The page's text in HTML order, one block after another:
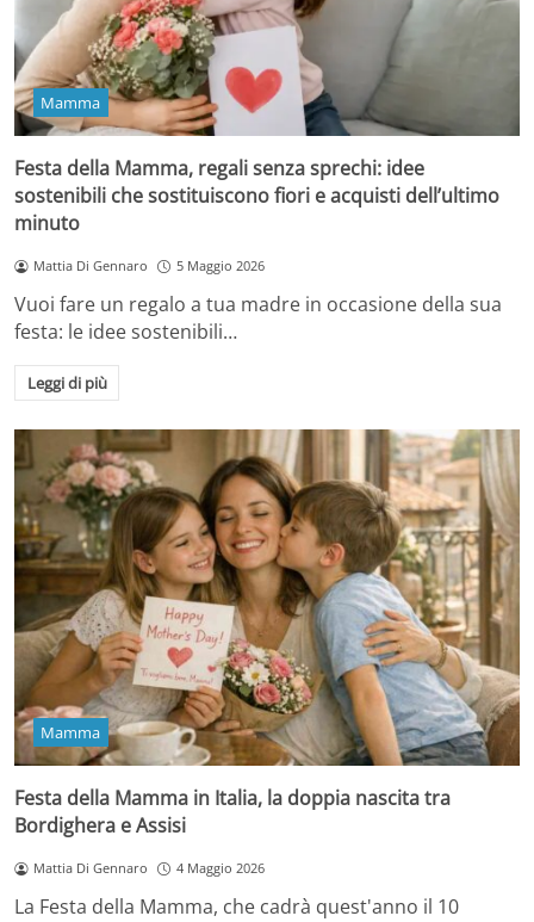
Mamma
Festa della Mamma, regali senza sprechi: idee
sostenibili che sostituiscono fiori e acquisti dell’ultimo
minuto
Mattia Di Gennaro 5 Maggio 2026
Vuoi fare un regalo a tua madre in occasione della sua
festa: le idee sostenibili…
Leggi di più
Mamma
Festa della Mamma in Italia, la doppia nascita tra
Bordighera e Assisi
Mattia Di Gennaro 4 Maggio 2026
La Festa della Mamma, che cadrà quest'anno il 10